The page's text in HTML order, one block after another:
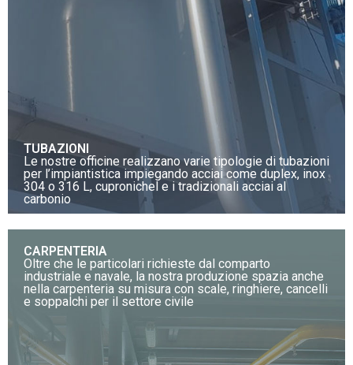
TUBAZIONI
Le nostre officine realizzano varie tipologie di tubazioni
per l’impiantistica impiegando acciai come duplex, inox
304 o 316 L, cupronichel e i tradizionali acciai al
carbonio
CARPENTERIA
Oltre che le particolari richieste dal comparto
industriale e navale, la nostra produzione spazia anche
nella carpenteria su misura con scale, ringhiere, cancelli
e soppalchi per il settore civile